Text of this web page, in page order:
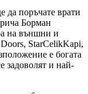
да поръчате врати
Борман
на външни и
StarCelikKapi,
е богата
задоволят и най-